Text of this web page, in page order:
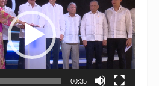
00:35